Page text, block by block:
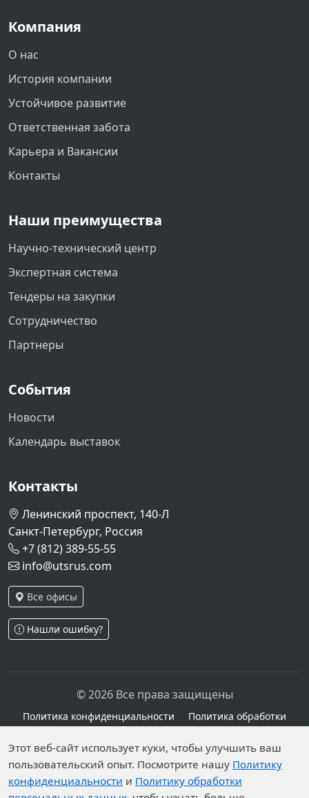
Компания
О нас
История компании
Устойчивое развитие
Ответственная забота
Карьера и Вакансии
Контакты
Наши преимущества
Научно-технический центр
Экспертная система
Тендеры на закупки
Сотрудничество
Партнеры
События
Новости
Календарь выставок
Контакты
Ленинский проспект, 140-Л
Санкт-Петербург, Россия
+7 (812) 389-55-55
info@utsrus.com
Все офисы
Нашли ошибку?
© 2026 Все права защищены
Политика конфиденциальности
Политика обработки
персональных данных
Персональные данные опубликованы на сайте при
наличии правовых оснований в соответствии с ч.1
ст.6 и ст.10.1 152-ФЗ. Субъектами установлены
Этот веб-сайт использует куки, чтобы улучшить ваш
пользовательский опыт. Посмотрите нашу Политику
конфиденциальности и Политику обработки